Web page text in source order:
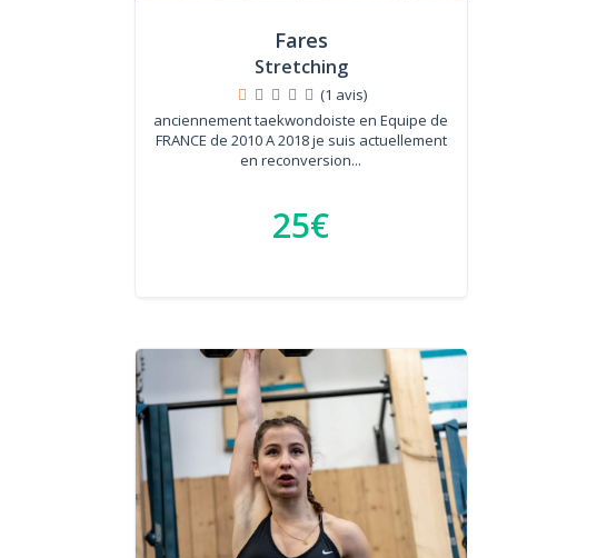
Fares
Stretching
(1 avis)
anciennement taekwondoiste en Equipe de
FRANCE de 2010 A 2018 je suis actuellement
en reconversion...
25€